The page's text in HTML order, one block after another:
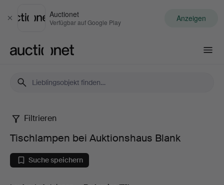
Schließen
Auctionet
Verfügbar auf Google Play Anzeigen
Tischlampen
bei
Auktionshaus
Filtrieren
Tischlampen bei Auktionshaus Blank
Suche speichern